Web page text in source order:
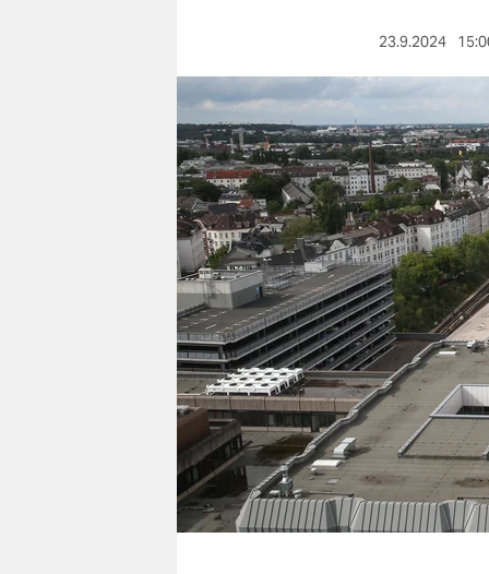
berlin
nord
wahrheit
verlag
verlag
veranstaltungen
shop
fragen & hilfe
unterstützen
abo
genossenschaft
23.9.2024